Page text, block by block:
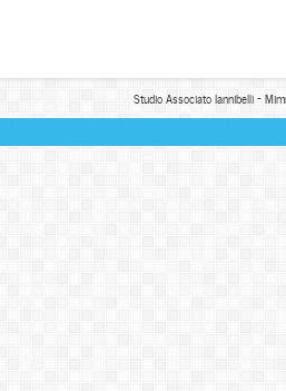
Studio Associato Iannibelli -